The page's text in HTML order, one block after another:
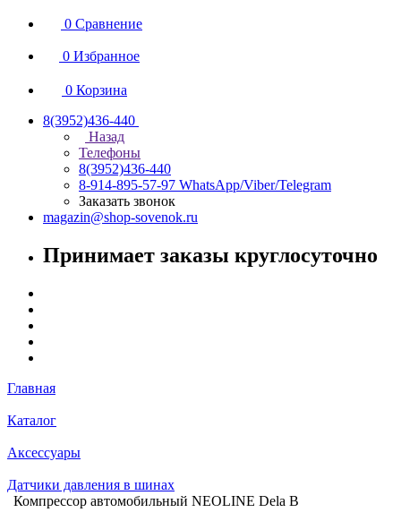
0 Сравнение
0 Избранное
0 Корзина
8(3952)436-440
Назад
Телефоны
8(3952)436-440
8-914-895-57-97 WhatsApp/Viber/Telegram
Заказать звонок
magazin@shop-sovenok.ru
Принимает заказы круглосуточно
Главная
Каталог
Аксессуары
Датчики давления в шинах
Компрессор автомобильный NEOLINE Dela B